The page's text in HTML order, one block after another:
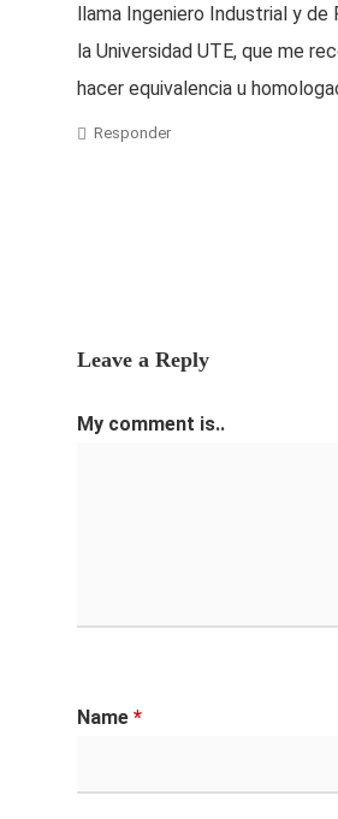
llama Ingeniero Industrial y de
la Universidad UTE, que me
hacer equivalencia u
Responder
Leave a Reply
My comment is..
Name *